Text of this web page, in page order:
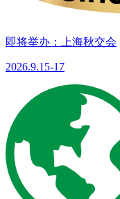
即将举办：上海秋交会
2026.9.15-17